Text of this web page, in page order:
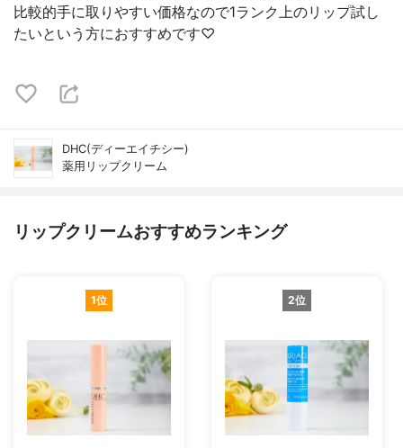
比較的手に取りやすい価格なので1ランク上のリップ試し
たいという方におすすめです♡
DHC(ディーエイチシー)
薬用リップクリーム
リップクリームおすすめランキング
1位 2位